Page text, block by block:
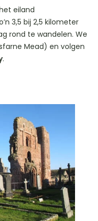
eiland
3,5 bij 2,5 kilometer
rond te wandelen. We
Mead) en volgen
.